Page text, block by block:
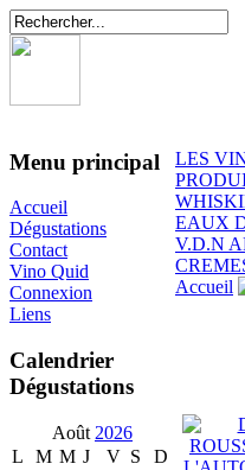
Menu principal
Accueil
Dégustations
Contact
Vino Quid
Connexion
Liens
Calendrier
Dégustations
Août 2026
L
M M J V S
D
LES
EAUX
V.D.N
Accueil